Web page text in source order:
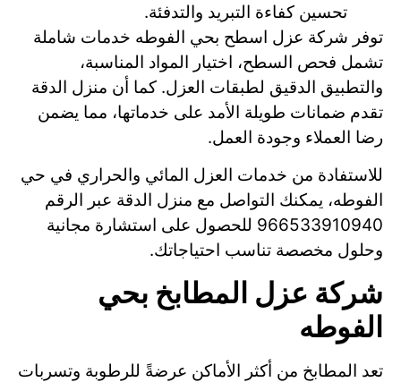
تحسين كفاءة التبريد والتدفئة.
توفر شركة عزل اسطح بحي الفوطه خدمات شاملة
تشمل فحص السطح، اختيار المواد المناسبة،
والتطبيق الدقيق لطبقات العزل. كما أن منزل الدقة
تقدم ضمانات طويلة الأمد على خدماتها، مما يضمن
رضا العملاء وجودة العمل.
للاستفادة من خدمات العزل المائي والحراري في حي
الفوطه، يمكنك التواصل مع منزل الدقة عبر الرقم
966533910940 للحصول على استشارة مجانية
وحلول مخصصة تناسب احتياجاتك.
شركة عزل المطابخ بحي
الفوطه
تعد المطابخ من أكثر الأماكن عرضةً للرطوبة وتسربات